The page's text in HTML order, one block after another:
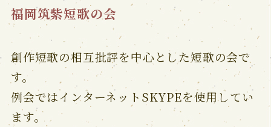
福岡筑紫短歌の会
創作短歌の相互批評を中心とした短歌の会で
す。
例会ではインターネットSKYPEを使用してい
ます。